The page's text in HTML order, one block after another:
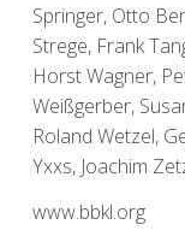
Springer, Otto
Strege, Frank
Horst Wagner,
Weißgerber,
Roland Wetzel,
Yxxs, Joachim
www.bbkl.org